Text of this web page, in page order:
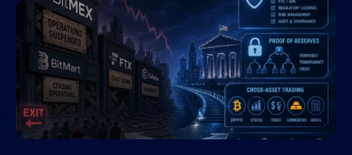
aktiviteter på krypto-trading-plattformer.
Artikkelen diskuterer videre Binance’s
handlinger med hensyn til sanksjoner mot
russiske brukere midt i Ukraina-krigen..